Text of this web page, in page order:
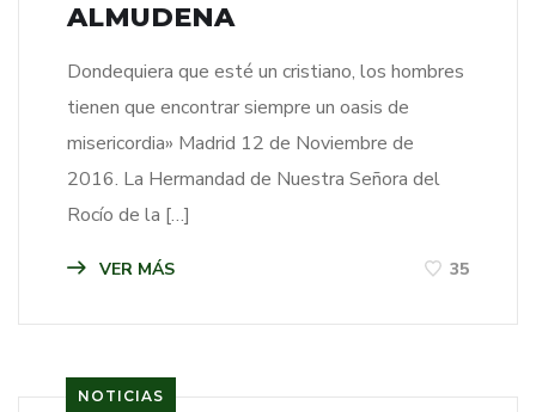
ALMUDENA
Dondequiera que esté un cristiano, los hombres
tienen que encontrar siempre un oasis de
misericordia» Madrid 12 de Noviembre de
2016. La Hermandad de Nuestra Señora del
Rocío de la […]
VER MÁS 35
NOTICIAS